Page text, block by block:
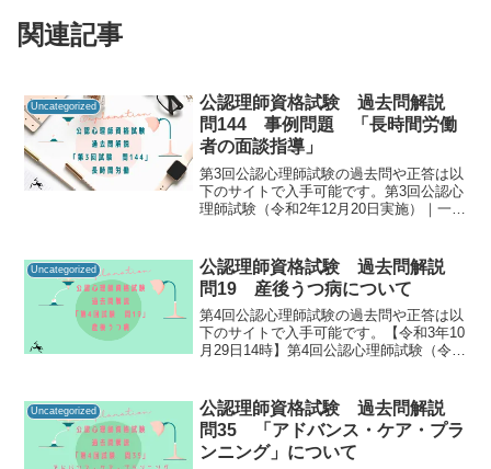
関連記事
Uncategorized
公認理師資格試験 過去問解説
問144 事例問題 「長時間労働
者の面談指導」
第3回公認心理師試験の過去問や正答は以
下のサイトで入手可能です。第3回公認心
理師試験（令和2年12月20日実施）｜一般
ることで「自分に必要な知識は何か」を
知るための手が...
Uncategorized
公認理師資格試験 過去問解説
問19 産後うつ病について
第4回公認心理師試験の過去問や正答は以
下のサイトで入手可能です。【令和3年10
月29日14時】第4回公認心理師試験（令和
ンター 公認心理試験公認心理師資格試験
の過去...
Uncategorized
公認理師資格試験 過去問解説
問35 「アドバンス・ケア・プラ
ンニング」について